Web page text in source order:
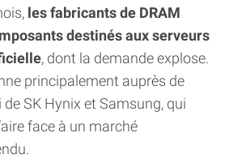
les fabricants de DRAM
destinés aux serveurs
, dont la demande explose.
principalement auprès de
SK Hynix et Samsung, qui
face à un marché